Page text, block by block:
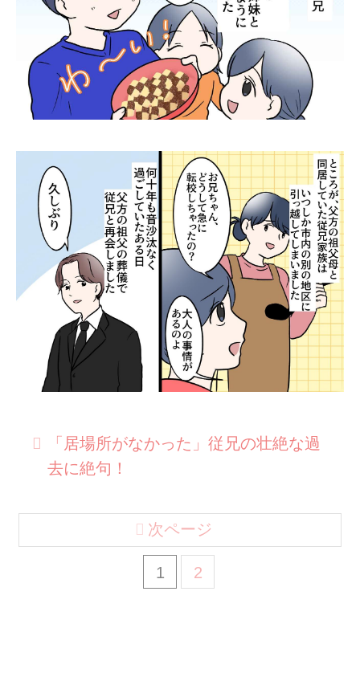
「居場所がなかった」従兄の壮絶な過
去に絶句！
1 2
次ページ